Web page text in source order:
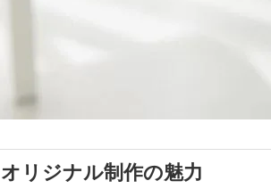
リジナル制作の魅力